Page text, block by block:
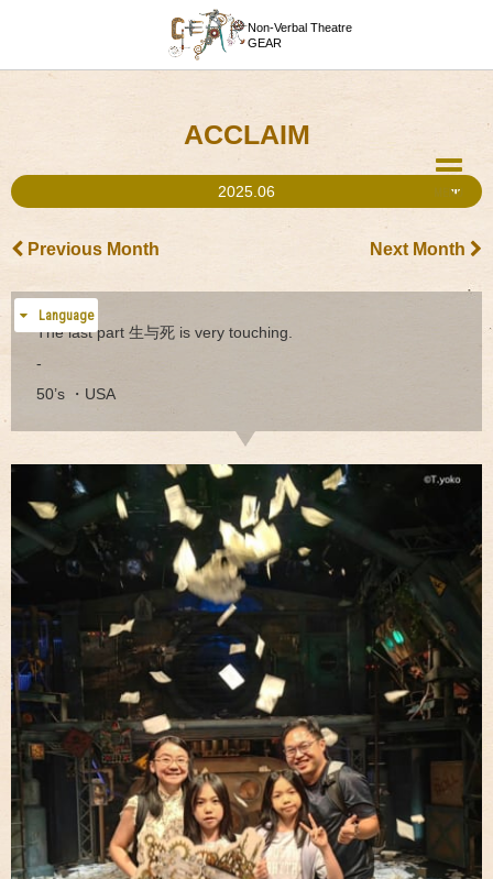
Non-Verbal Theatre
GEAR
MENU
Language
ACCLAIM
2025.06
Previous Month Next Month
The last part 生与死 is very touching.
-
50’s ・USA